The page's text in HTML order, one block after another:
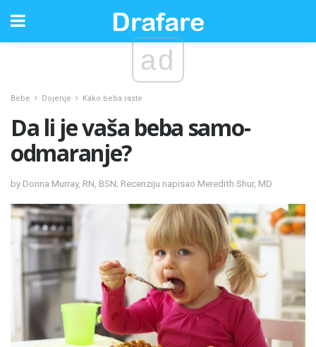
ad
Bebe Dojenje Kako beba raste
Da li je vaša beba samo-
odmaranje?
by Donna Murray, RN, BSN; Recenziju napisao Meredith Shur, MD